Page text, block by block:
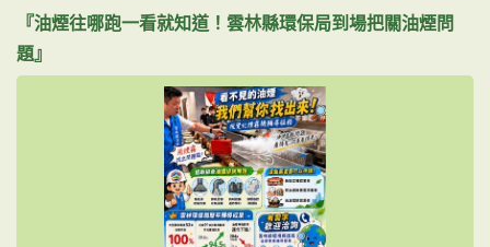
『油煙往哪跑一看就知道！雲林縣環保局到場把關油煙問
題』